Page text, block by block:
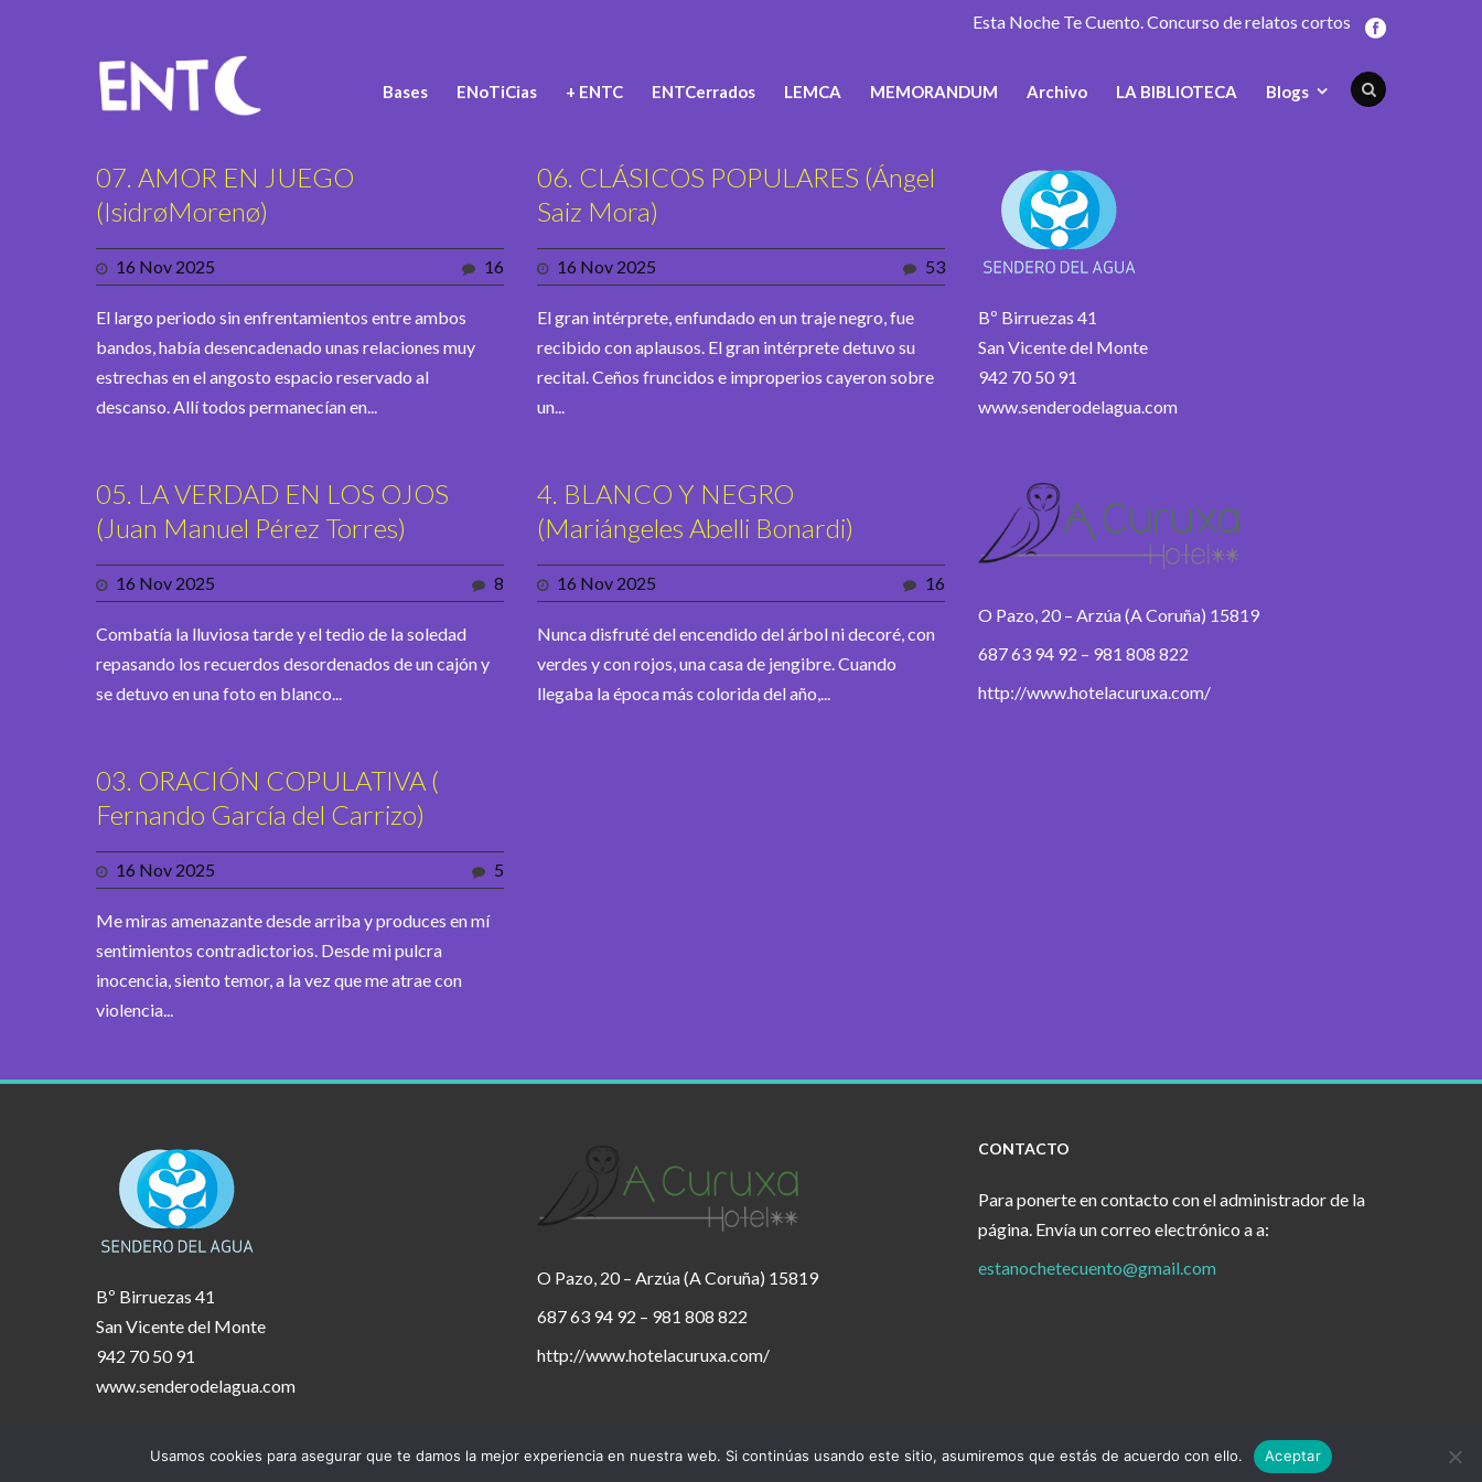
Esta Noche Te Cuento. Concurso de relatos cortos
Bases ENoTiCias + ENTC ENTCerrados LEMCA MEMORANDUM Archivo LA BIBLIOTECA Blogs
07. AMOR EN JUEGO
(IsidrøMorenø)
16 Nov 2025 16
El largo periodo sin enfrentamientos entre ambos
bandos, había desencadenado unas relaciones muy
estrechas en el angosto espacio reservado al
descanso. Allí todos permanecían en...
06. CLÁSICOS POPULARES (Ángel
Saiz Mora)
16 Nov 2025 53
El gran intérprete, enfundado en un traje negro, fue
recibido con aplausos. El gran intérprete detuvo su
recital. Ceños fruncidos e improperios cayeron sobre
un...
05. LA VERDAD EN LOS OJOS
(Juan Manuel Pérez Torres)
16 Nov 2025 8
Combatía la lluviosa tarde y el tedio de la soledad
repasando los recuerdos desordenados de un cajón y
se detuvo en una foto en blanco...
4. BLANCO Y NEGRO
(Mariángeles Abelli Bonardi)
16 Nov 2025 16
Nunca disfruté del encendido del árbol ni decoré, con
verdes y con rojos, una casa de jengibre. Cuando
llegaba la época más colorida del año,...
03. ORACIÓN COPULATIVA (
Fernando García del Carrizo)
16 Nov 2025 5
Me miras amenazante desde arriba y produces en mí
sentimientos contradictorios. Desde mi pulcra
inocencia, siento temor, a la vez que me atrae con
violencia...
Bº Birruezas 41
San Vicente del Monte
942 70 50 91
www.senderodelagua.com
O Pazo, 20 – Arzúa (A Coruña) 15819
687 63 94 92 – 981 808 822
http://www.hotelacuruxa.com/
Bº Birruezas 41
San Vicente del Monte
942 70 50 91
www.senderodelagua.com
O Pazo, 20 – Arzúa (A Coruña) 15819
687 63 94 92 – 981 808 822
http://www.hotelacuruxa.com/
CONTACTO
Para ponerte en contacto con el administrador de la
página. Envía un correo electrónico a a:
estanochetecuento@gmail.com
Usamos cookies para asegurar que te damos la mejor experiencia en nuestra web. Si continúas usando este sitio, asumiremos que estás de acuerdo con ello. Aceptar